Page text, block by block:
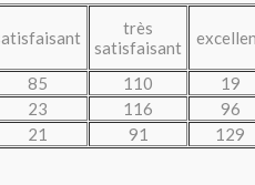
très
satisfaisant
85 110 19
23 116 96
21 91 129